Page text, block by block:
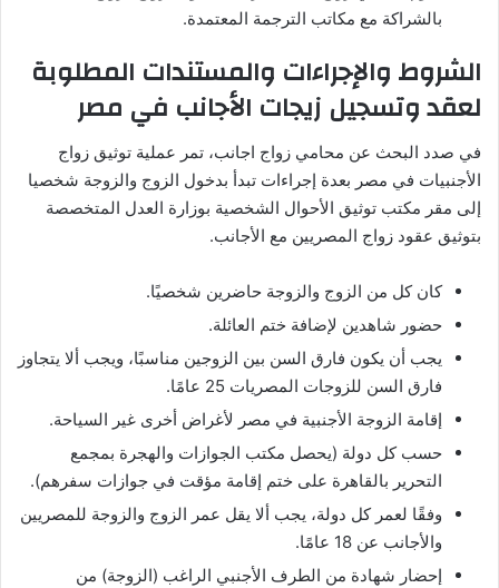
بالشراكة مع مكاتب الترجمة المعتمدة.
الشروط والإجراءات والمستندات المطلوبة
لعقد وتسجيل زيجات الأجانب في مصر
في صدد البحث عن محامي زواج اجانب، تمر عملية توثيق زواج
الأجنبيات في مصر بعدة إجراءات تبدأ بدخول الزوج والزوجة شخصيا
إلى مقر مكتب توثيق الأحوال الشخصية بوزارة العدل المتخصصة
بتوثيق عقود زواج المصريين مع الأجانب.
كان كل من الزوج والزوجة حاضرين شخصيًا.
حضور شاهدين لإضافة ختم العائلة.
يجب أن يكون فارق السن بين الزوجين مناسبًا، ويجب ألا يتجاوز
فارق السن للزوجات المصريات 25 عامًا.
إقامة الزوجة الأجنبية في مصر لأغراض أخرى غير السياحة.
حسب كل دولة (يحصل مكتب الجوازات والهجرة بمجمع
التحرير بالقاهرة على ختم إقامة مؤقت في جوازات سفرهم).
وفقًا لعمر كل دولة، يجب ألا يقل عمر الزوج والزوجة للمصريين
والأجانب عن 18 عامًا.
إحضار شهادة من الطرف الأجنبي الراغب (الزوجة) من